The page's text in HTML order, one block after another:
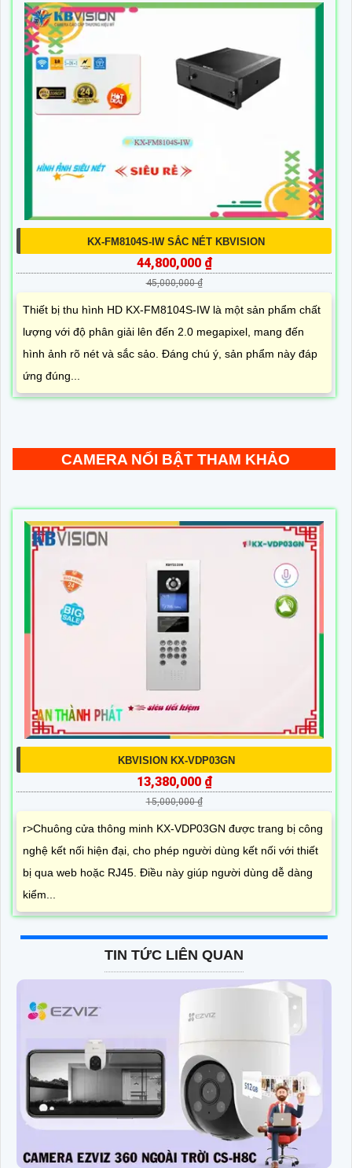
KX-FM8104S-IW SẮC NÉT KBVISION
44,800,000 ₫
45,000,000 ₫
Thiết bị thu hình HD KX-FM8104S-IW là một sản phẩm chất
lượng với độ phân giải lên đến 2.0 megapixel, mang đến
hình ảnh rõ nét và sắc sảo. Đáng chú ý, sản phẩm này đáp
ứng đúng...
CAMERA NỔI BẬT THAM KHẢO
KBVISION KX-VDP03GN
13,380,000 ₫
15,000,000 ₫
r>Chuông cửa thông minh KX-VDP03GN được trang bị công
nghệ kết nối hiện đại, cho phép người dùng kết nối với thiết
bị qua web hoặc RJ45. Điều này giúp người dùng dễ dàng
kiểm...
TIN TỨC LIÊN QUAN